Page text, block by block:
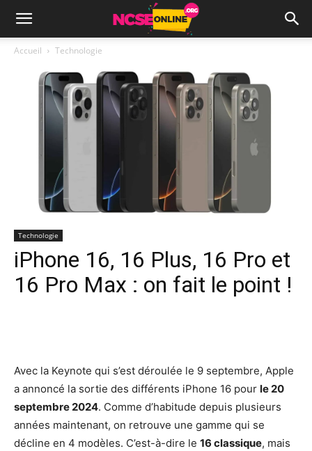
Accueil Technologie
Technologie
iPhone 16, 16 Plus, 16 Pro et
16 Pro Max : on fait le point !
Avec la Keynote qui s’est déroulée le 9 septembre, Apple
a annoncé la sortie des différents iPhone 16 pour le 20
septembre 2024. Comme d’habitude depuis plusieurs
années maintenant, on retrouve une gamme qui se
décline en 4 modèles. C’est-à-dire le 16 classique, mais